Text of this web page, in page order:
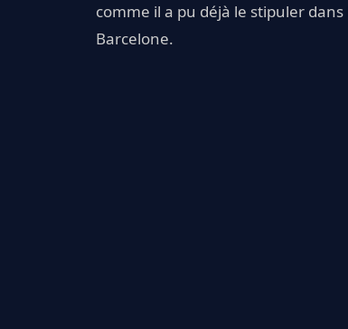
comme il a pu déjà le stipuler
Barcelone.